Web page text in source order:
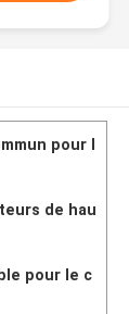
pour l
de hau
pour le c